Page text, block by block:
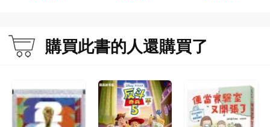
購買此書的人還購買了